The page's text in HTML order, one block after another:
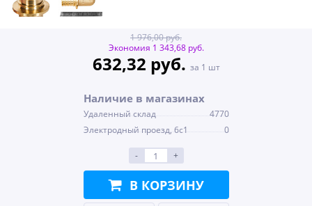
1 976,00 руб.
Экономия 1 343,68 руб.
632,32 руб. за 1 шт
Наличие в магазинах
Удаленный склад
4770
Электродный проезд, 6с1
0
- +
В КОРЗИНУ